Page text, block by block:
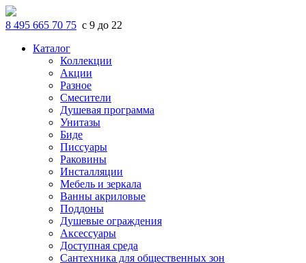
8 495 665 70 75 с 9 до 22
Каталог
Коллекции
Акции
Разное
Смесители
Душевая программа
Унитазы
Биде
Писсуары
Раковины
Инсталляции
Мебель и зеркала
Ванны акриловые
Поддоны
Душевые ограждения
Аксессуары
Доступная среда
Cантехника для общественных зон